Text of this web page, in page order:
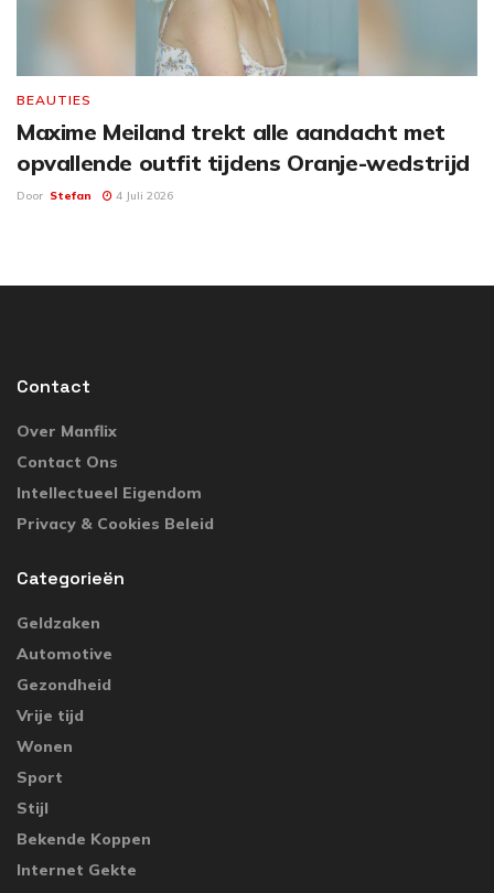
BEAUTIES
Maxime Meiland trekt alle aandacht met
opvallende outfit tijdens Oranje-wedstrijd
Door Stefan 4 Juli 2026
Contact
Over Manflix
Contact Ons
Intellectueel Eigendom
Privacy & Cookies Beleid
Categorieën
Geldzaken
Automotive
Gezondheid
Vrije tijd
Wonen
Sport
Stijl
Bekende Koppen
Internet Gekte